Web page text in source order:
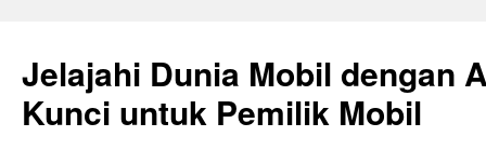
content
Jelajahi Dunia Mobil dengan
Kunci untuk Pemilik Mobil